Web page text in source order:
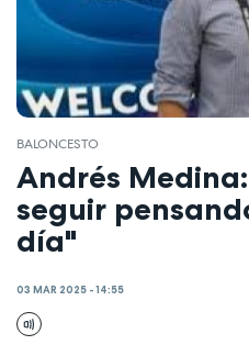
BALONCESTO
Andrés
seguir
día"
03 MAR 2025 - 14:55